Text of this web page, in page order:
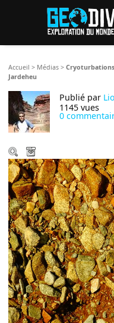
Accueil > Médias >
Jardeheu
Publié par
1145 vues
0